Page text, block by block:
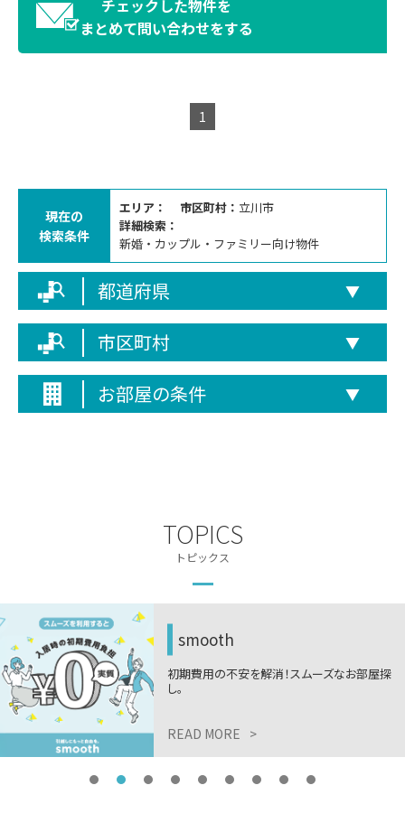
チェックした物件を
まとめて問い合わせをする
1
現在の
検索条件
エリア： 市区町村： 立川市
詳細検索：
新婚・カップル・ファミリー向け物件
都道府県 ▼
市区町村 ▼
お部屋の条件 ▼
TOPICS
トピックス
smooth
初期費用の不安を解消！スムーズなお部屋探
し。
READ MORE >